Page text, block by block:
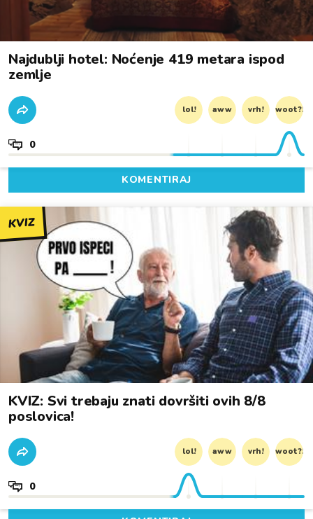
Najdublji hotel: Noćenje 419 metara ispod
zemlje
lol! aww vrh! woot?!
0
KOMENTIRAJ
KVIZ
KVIZ: Svi trebaju znati dovršiti ovih 8/8
poslovica!
lol! aww vrh! woot?!
0